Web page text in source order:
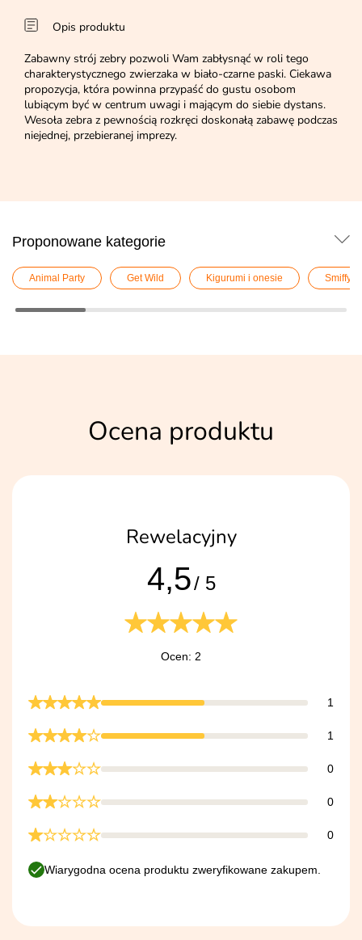
Opis produktu
Zabawny strój zebry pozwoli Wam zabłysnąć w roli tego
charakterystycznego zwierzaka w biało-czarne paski. Ciekawa
propozycja, która powinna przypaść do gustu osobom
lubiącym być w centrum uwagi i mającym do siebie dystans.
Wesoła zebra z pewnością rozkręci doskonałą zabawę podczas
niejednej, przebieranej imprezy.
Proponowane kategorie
Animal Party Get Wild Kigurumi i onesie Smiffy`s
Ocena produktu
Rewelacyjny
4,5/ 5
Ocen: 2
1
1
0
0
0
Wiarygodna ocena produktu zweryfikowane zakupem.